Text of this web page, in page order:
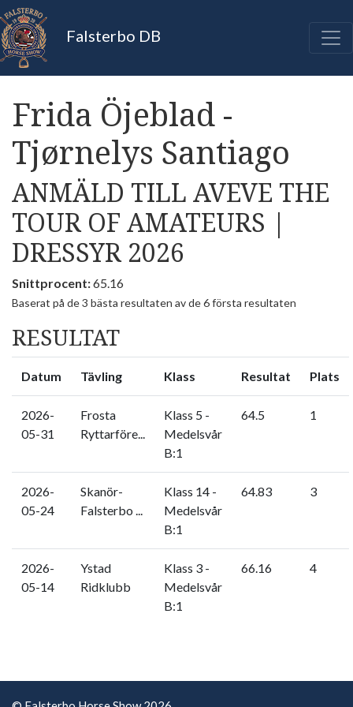
Falsterbo DB
Frida Öjeblad -
Tjørnelys Santiago
ANMÄLD TILL AVEVE THE
TOUR OF AMATEURS |
DRESSYR 2026
Snittprocent:65.16
Baserat på de 3 bästa resultaten av de 6 första resultaten
RESULTAT
Datum Tävling Klass Resultat Plats
2026-
05-31
Frosta
Ryttarföre...
Klass 5 -
Medelsvår
B:1
64.5 1
2026-
05-24
Skanör-
Falsterbo ...
Klass 14 -
Medelsvår
B:1
64.83 3
2026-
05-14
Ystad
Ridklubb
Klass 3 -
Medelsvår
B:1
66.16 4